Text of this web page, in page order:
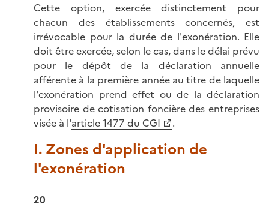
Cette option, exercée distinctement pour
chacun des établissements concernés, est
irrévocable pour la durée de l'exonération. Elle
doit être exercée, selon le cas, dans le délai prévu
pour le dépôt de la déclaration annuelle
afférente à la première année au titre de laquelle
l'exonération prend effet ou de la déclaration
provisoire de cotisation foncière des entreprises
visée à l'article 1477 du CGI .
I. Zones d'application de
l'exonération
20